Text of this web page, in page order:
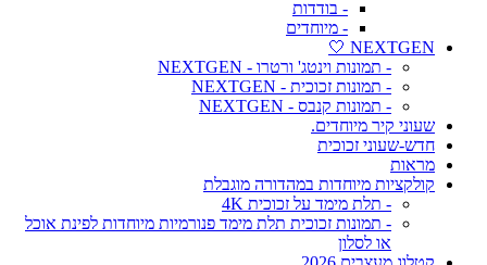
- בודדות
- מיוחדים
NEXTGEN 🤍
- תמונות וינטג' ורטרו - NEXTGEN
- תמונות זכוכית - NEXTGEN
- תמונות קנבס - NEXTGEN
שעוני קיר מיוחדים.
חדש-שעוני זכוכית
מראות
קולקציות מיוחדות במהדורה מוגבלת
- תלת מימד על זכוכית 4K
- תמונות זכוכית תלת מימד פנורמיות מיוחדות לפינת אוכל
או לסלון